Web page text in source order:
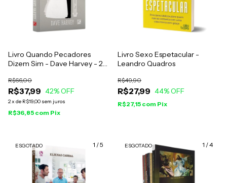
Livro Quando Pecadores
Dizem Sim - Dave Harvey - 2ª
R$37,99
R$66,00
42% OFF
2x de R$19,00 sem juros
R$36,85 com Pix
Livro Sexo Espetacular -
Leandro Quadros
R$27,99
R$49,90
44% OFF
R$27,15 com Pix
1 /5
ESGOTADO 1 /4
ESGOTADO